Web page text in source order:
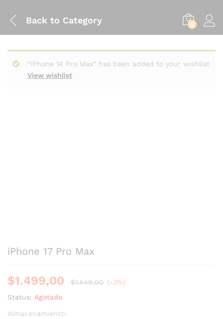
Back to Category 0
View wishlist
“iPhone 14 Pro Max” has been added to your wishlist
iPhone 17 Pro Max
$1.499,00 $1.549,00 (-3%)
Status: Agotado
Almacenamiento: